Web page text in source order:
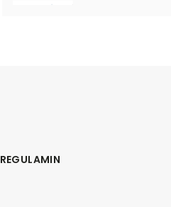
REGULAMIN